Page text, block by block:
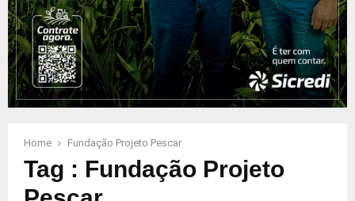
Home Fundação Projeto Pescar
Tag : Fundação Projeto